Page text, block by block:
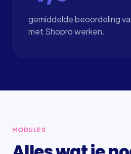
gemiddelde beoordeling
met Shopro werken.
MODULES